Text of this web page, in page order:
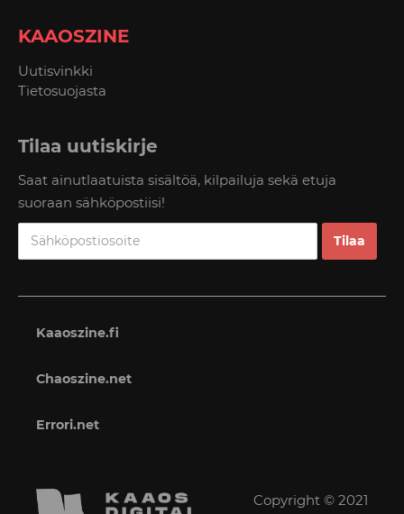
KAAOSZINE
Uutisvinkki
Tietosuojasta
Tilaa uutiskirje
Saat ainutlaatuista sisältöä, kilpailuja sekä etuja
suoraan sähköpostiisi!
Kaaoszine.fi
Chaoszine.net
Errori.net
Copyright © 2021